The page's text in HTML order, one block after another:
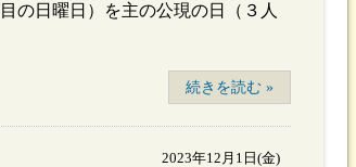
の日曜日）を主の公現の日（３人
続きを読む »
2023年12月1日(金)